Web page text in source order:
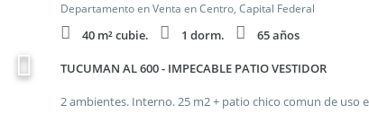
Departamento en Venta en Centro, Capital Federal
40 m² cubie. 1 dorm. 65 años
TUCUMAN AL 600 - IMPECABLE PATIO VESTIDOR